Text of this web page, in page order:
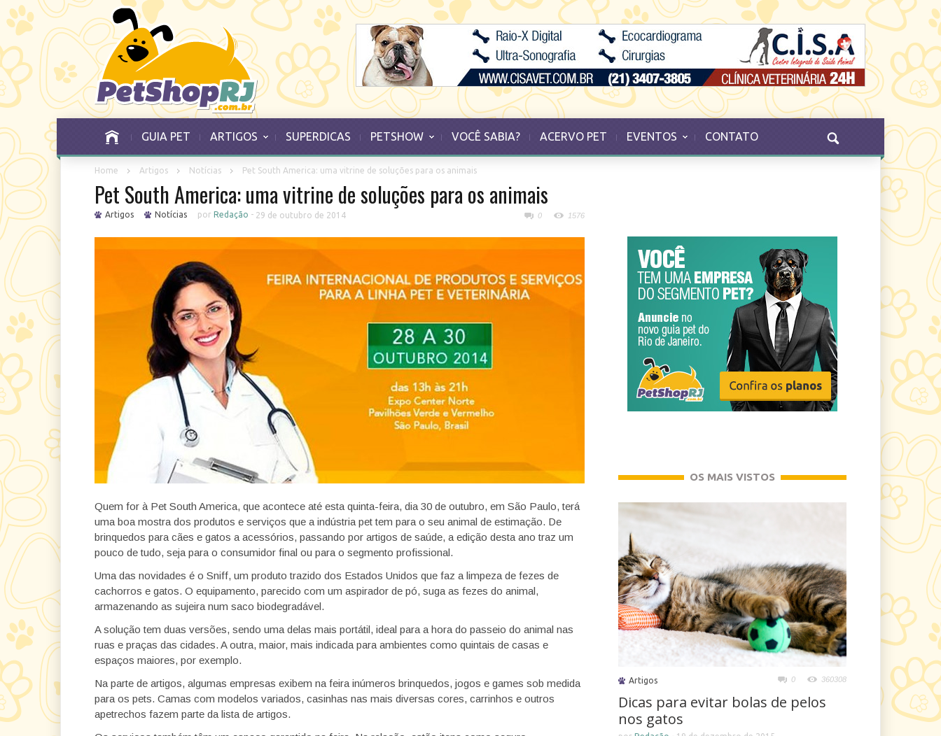
GUIA PET ARTIGOS SUPERDICAS PETSHOW VOCÊ SABIA? ACERVO PET EVENTOS CONTATO
Home Artigos Notícias Pet South America: uma vitrine de soluções para os animais
Pet South America: uma vitrine de soluções para os animais
Artigos Notícias por Redação - 29 de outubro de 2014 0 1576
Quem for à Pet South America, que acontece até esta quinta-feira, dia 30 de outubro, em São Paulo, terá
uma boa mostra dos produtos e serviços que a indústria pet tem para o seu animal de estimação. De
brinquedos para cães e gatos a acessórios, passando por artigos de saúde, a edição desta ano traz um
pouco de tudo, seja para o consumidor final ou para o segmento profissional.
Uma das novidades é o Sniff, um produto trazido dos Estados Unidos que faz a limpeza de fezes de
cachorros e gatos. O equipamento, parecido com um aspirador de pó, suga as fezes do animal,
armazenando as sujeira num saco biodegradável.
A solução tem duas versões, sendo uma delas mais portátil, ideal para a hora do passeio do animal nas
ruas e praças das cidades. A outra, maior, mais indicada para ambientes como quintais de casas e
espaços maiores, por exemplo.
Na parte de artigos, algumas empresas exibem na feira inúmeros brinquedos, jogos e games sob medida
para os pets. Camas com modelos variados, casinhas nas mais diversas cores, carrinhos e outros
apetrechos fazem parte da lista de artigos.
OS MAIS VISTOS
Artigos 0 360308
Dicas para evitar bolas de pelos
nos gatos